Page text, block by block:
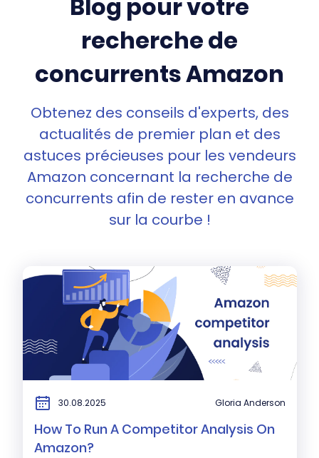
Blog pour votre
recherche de
concurrents Amazon
Obtenez des conseils d'experts, des
actualités de premier plan et des
astuces précieuses pour les vendeurs
Amazon concernant la recherche de
concurrents afin de rester en avance
sur la courbe !
30.08.2025 Gloria Anderson
How To Run A Competitor Analysis On
Amazon?